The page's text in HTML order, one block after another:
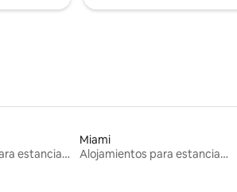
Alojamientos para estancias largas
Miami
Alojamientos para estancias largas